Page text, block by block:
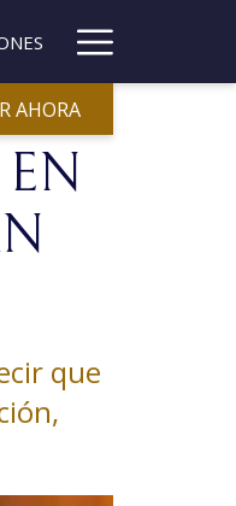
Menu
AHORA
que